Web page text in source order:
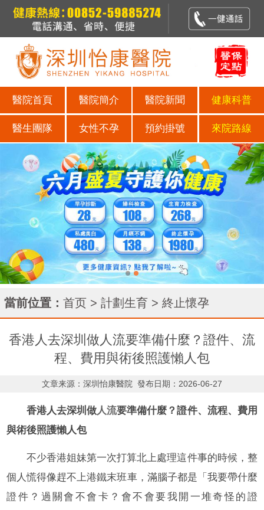
醫院首頁 醫院簡介 醫院新聞 健康科普
醫生團隊 女性不孕 預約掛號 來院路線
當前位置： 首页 > 計劃生育 > 終止懷孕
香港人去深圳做人流要準備什麼？證件、流
程、費用與術後照護懶人包
文章来源：深圳怡康醫院 發布日期：2026-06-27
香港人去深圳做人流要準備什麼？證件、流程、費用
與術後照護懶人包
不少香港姐妹第一次打算北上處理這件事的時候，整
個人慌得像趕不上港鐵末班車，滿腦子都是「我要帶什麼
證件？過關會不會卡？會不會要我開一堆奇怪的證